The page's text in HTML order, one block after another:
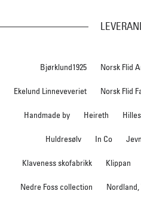
Bjørklund1925 Norsk Flid
Ekelund Linneveveriet Norsk Flid
Handmade by Heireth
Huldresølv In Co
Klaveness skofabrikk Klippan
Nedre Foss collection